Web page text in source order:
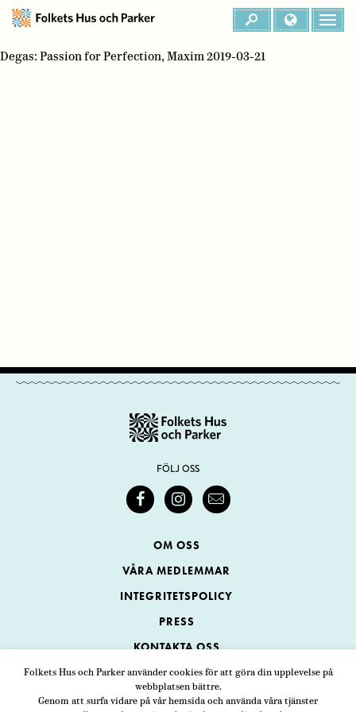
Folkets Hus och Parker använder cookies för att göra din upplevelse på
webbplatsen bättre.
Genom att surfa vidare på vår hemsida och använda våra tjänster
Degas: Passion for Perfection, Maxim 2019-03-21
FÖLJ OSS
OM OSS
VÅRA MEDLEMMAR
INTEGRITETSPOLICY
PRESS
KONTAKTA OSS
Folkets Hus och Parker